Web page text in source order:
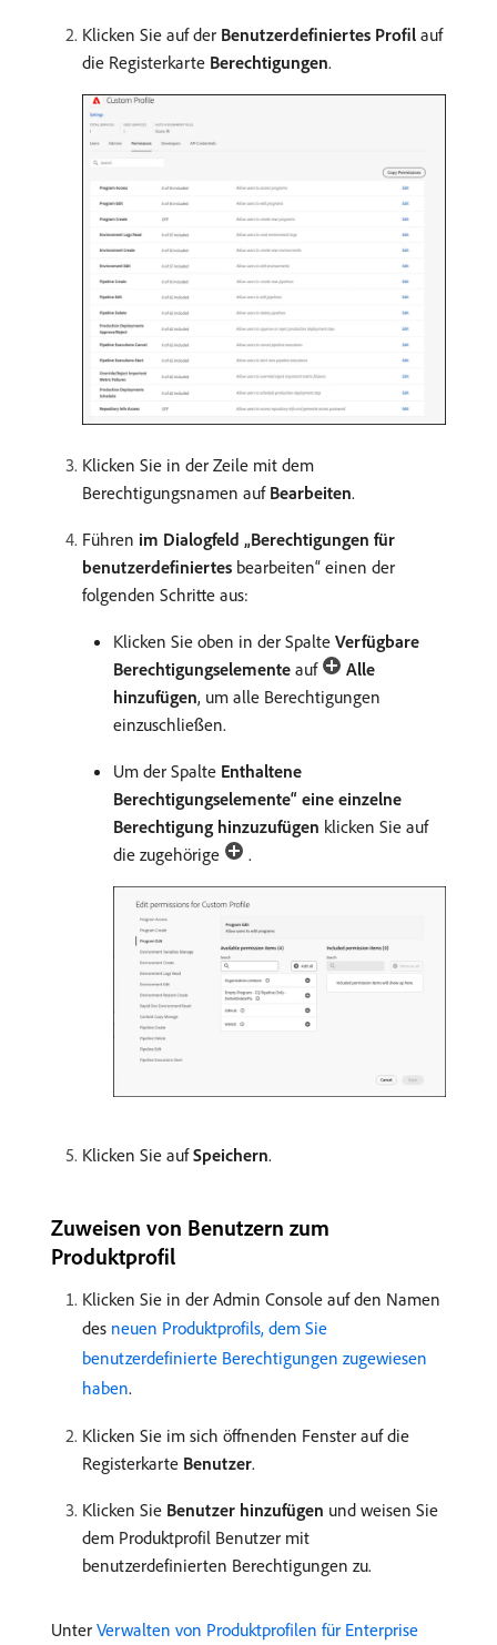
Klicken Sie auf der Benutzerdefiniertes Profil auf
die Registerkarte Berechtigungen.
Klicken Sie in der Zeile mit dem
Berechtigungsnamen auf Bearbeiten.
Führen im Dialogfeld „Berechtigungen für
benutzerdefiniertes bearbeiten“ einen der
folgenden Schritte aus:
Klicken Sie oben in der Spalte Verfügbare
Berechtigungselemente auf
Alle
hinzufügen, um alle Berechtigungen
einzuschließen.
Um der Spalte Enthaltene
Berechtigungselemente“ eine einzelne
Berechtigung hinzuzufügen klicken Sie auf
die zugehörige
.
Klicken Sie aufSpeichern.
Zuweisen von Benutzern zum
Produktprofil
Klicken Sie in der Admin Console auf den Namen
des neuen Produktprofils, dem Sie
benutzerdefinierte Berechtigungen zugewiesen
haben.
Klicken Sie im sich öffnenden Fenster auf die
Registerkarte Benutzer.
Klicken Sie Benutzer hinzufügen und weisen Sie
dem Produktprofil Benutzer mit
benutzerdefinierten Berechtigungen zu.
Unter Verwalten von Produktprofilen für Enterprise